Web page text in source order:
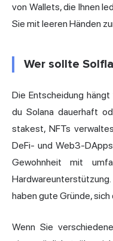
von Wallets, die Ihnen
Sie mit leeren Händen
Wer sollte
Die Entscheidung
du Solana dauerhaft
stakest, NFTs
DeFi- und Web3-
Gewohnheit mit
haben gute Gründe,
Wenn Sie